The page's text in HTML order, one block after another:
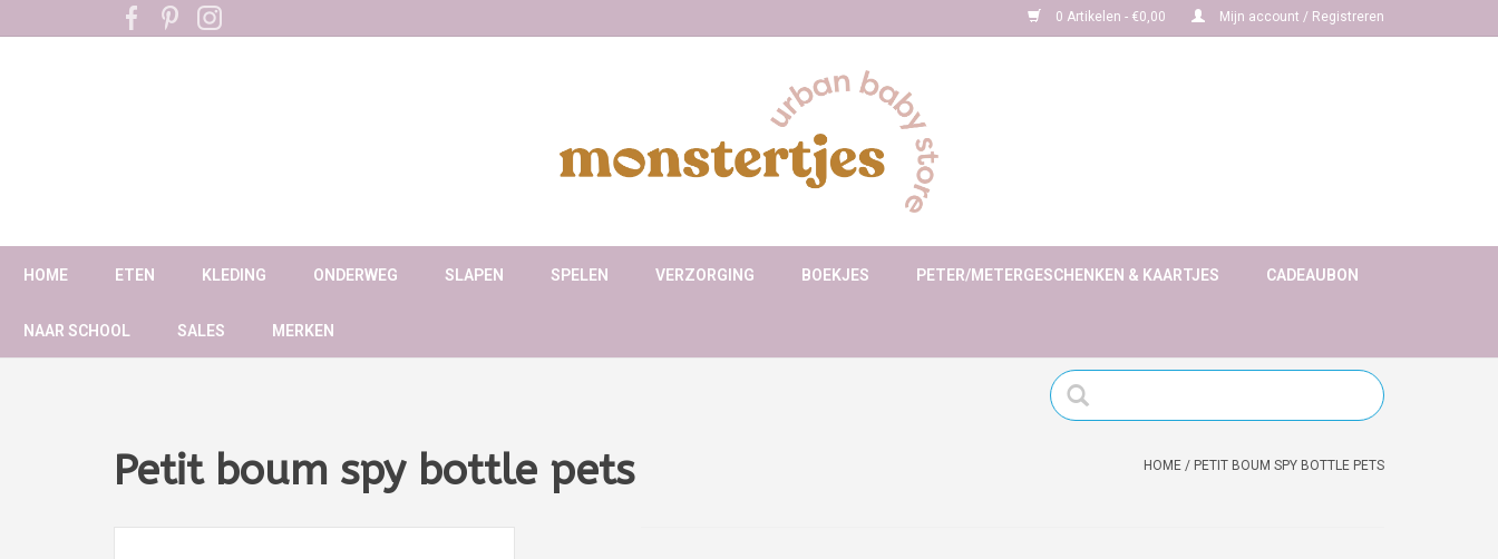
0 Artikelen - €0,00 Mijn account / Registreren
HOME ETEN KLEDING ONDERWEG SLAPEN SPELEN VERZORGING BOEKJES PETER/METERGESCHENKEN & KAARTJES CADEAUBON
NAAR SCHOOL SALES MERKEN
Petit boum spy bottle pets HOME / PETIT BOUM SPY BOTTLE PETS